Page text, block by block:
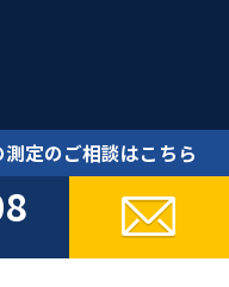
定のご相談はこちら